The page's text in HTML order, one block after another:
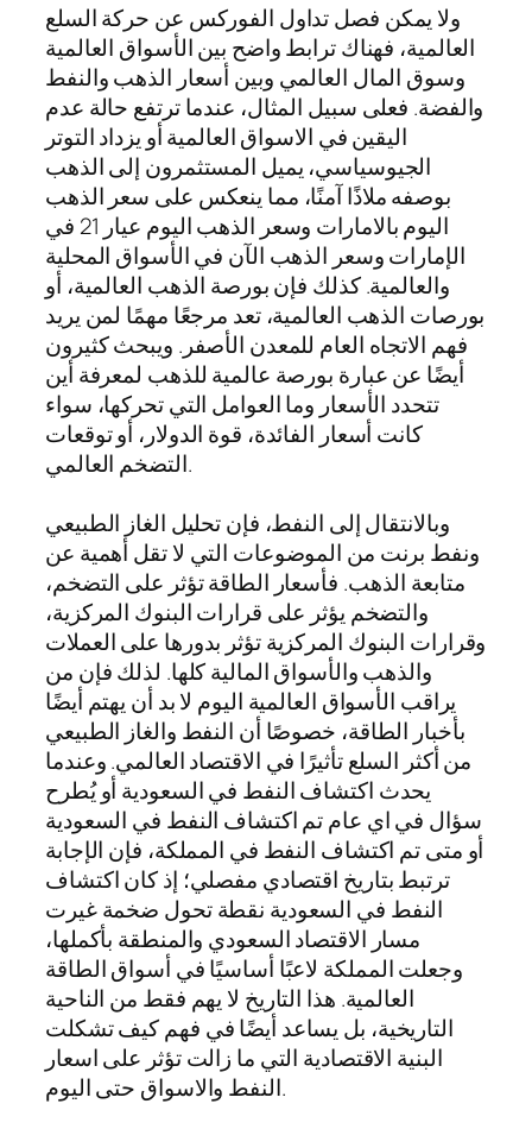
ولا يمكن فصل تداول الفوركس عن حركة السلع
العالمية، فهناك ترابط واضح بين الأسواق العالمية
وسوق المال العالمي وبين أسعار الذهب والنفط
والفضة. فعلى سبيل المثال، عندما ترتفع حالة عدم
اليقين في الاسواق العالمية أو يزداد التوتر
الجيوسياسي، يميل المستثمرون إلى الذهب
بوصفه ملاذًا آمنًا، مما ينعكس على سعر الذهب
اليوم بالامارات وسعر الذهب اليوم عيار 21 في
الإمارات وسعر الذهب الآن في الأسواق المحلية
والعالمية. كذلك فإن بورصة الذهب العالمية، أو
بورصات الذهب العالمية، تعد مرجعًا مهمًا لمن يريد
فهم الاتجاه العام للمعدن الأصفر. ويبحث كثيرون
أيضًا عن عبارة بورصة عالمية للذهب لمعرفة أين
تتحدد الأسعار وما العوامل التي تحركها، سواء
كانت أسعار الفائدة، قوة الدولار، أو توقعات
التضخم العالمي.
وبالانتقال إلى النفط، فإن تحليل الغاز الطبيعي
ونفط برنت من الموضوعات التي لا تقل أهمية عن
متابعة الذهب. فأسعار الطاقة تؤثر على التضخم،
والتضخم يؤثر على قرارات البنوك المركزية،
وقرارات البنوك المركزية تؤثر بدورها على العملات
والذهب والأسواق المالية كلها. لذلك فإن من
يراقب الأسواق العالمية اليوم لا بد أن يهتم أيضًا
بأخبار الطاقة، خصوصًا أن النفط والغاز الطبيعي
من أكثر السلع تأثيرًا في الاقتصاد العالمي. وعندما
يحدث اكتشاف النفط في السعودية أو يُطرح
سؤال في اي عام تم اكتشاف النفط في السعودية
أو متى تم اكتشاف النفط في المملكة، فإن الإجابة
ترتبط بتاريخ اقتصادي مفصلي؛ إذ كان اكتشاف
النفط في السعودية نقطة تحول ضخمة غيرت
مسار الاقتصاد السعودي والمنطقة بأكملها،
وجعلت المملكة لاعبًا أساسيًا في أسواق الطاقة
العالمية. هذا التاريخ لا يهم فقط من الناحية
التاريخية، بل يساعد أيضًا في فهم كيف تشكلت
البنية الاقتصادية التي ما زالت تؤثر على اسعار
النفط والاسواق حتى اليوم.